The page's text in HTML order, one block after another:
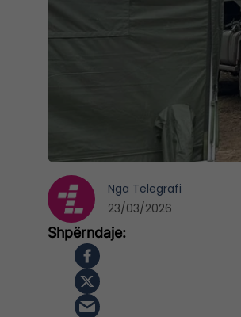
Nga Telegrafi
23/03/2026